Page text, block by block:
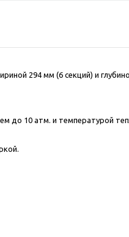
294 мм (6 секций) и
до 10 атм. и температурой